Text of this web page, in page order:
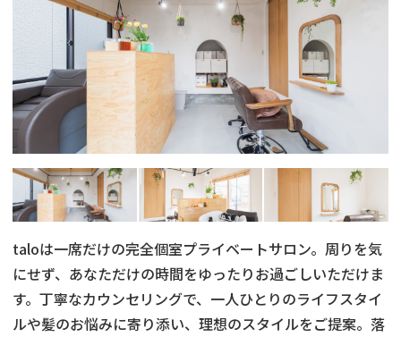
taloは一席だけの完全個室プライベートサロン。周りを気
にせず、あなただけの時間をゆったりお過ごしいただけま
す。丁寧なカウンセリングで、一人ひとりのライフスタイ
ルや髪のお悩みに寄り添い、理想のスタイルをご提案。落